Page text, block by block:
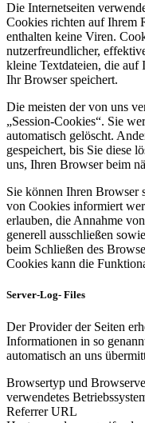
Die Internetseiten
Cookies richten auf Ihrem
enthalten keine Viren.
nutzerfreundlicher,
kleine Textdateien, die auf
Ihr Browser speichert.
Die meisten der von uns
„Session-Cookies“. Sie
automatisch gelöscht.
gespeichert, bis Sie diese
uns, Ihren Browser beim
Sie können Ihren Browser
von Cookies informiert
erlauben, die Annahme
generell ausschließen
beim Schließen des
Cookies kann die
Server-Log- Files
Der Provider der Seiten
Informationen in so
automatisch an uns
Browsertyp und
verwendetes
Referrer URL